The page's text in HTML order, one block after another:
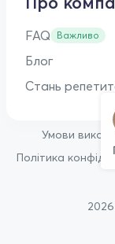
FAQ Важливо
Блог
Стань
Умови
Політика